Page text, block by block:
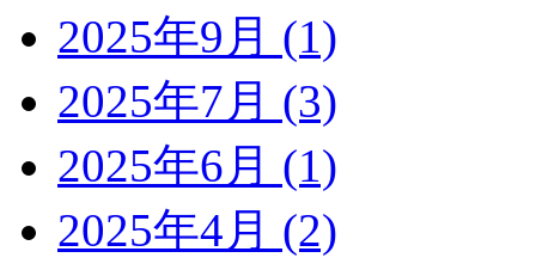
2025年9月 (1)
2025年7月 (3)
2025年6月 (1)
2025年4月 (2)